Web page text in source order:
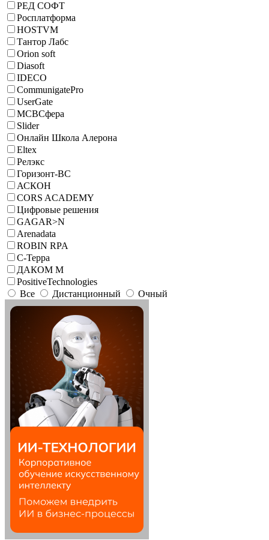
РЕД СОФТ
Росплатформа
HOSTVM
Тантор Лабс
Orion soft
Diasoft
IDECO
CommunigatePro
UserGate
МСВСфера
Slider
Онлайн Школа Алерона
Eltex
Релэкс
Горизонт-ВС
АСКОН
CORS ACADEMY
Цифровые решения
GAGAR>N
Arenadata
ROBIN RPA
С-Терра
ДАКОМ М
PositiveTechnologies
Все
Дистанционный Очный